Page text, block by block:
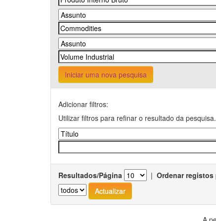
Iniciar uma nova pesquisa
Adicionar filtros:
Utilizar filtros para refinar o resultado da pesquisa.
Resultados/Página | Ordenar registos